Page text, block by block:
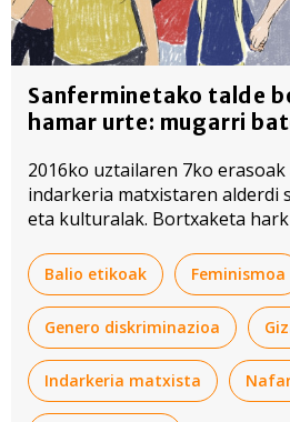
Sanferminetako talde
hamar urte: mugarri
2016ko uztailaren 7ko
indarkeria matxistaren alderdi
eta kulturalak. Bortxaketa
Balio etikoak Feminismoa
Genero diskriminazioa
Indarkeria matxista